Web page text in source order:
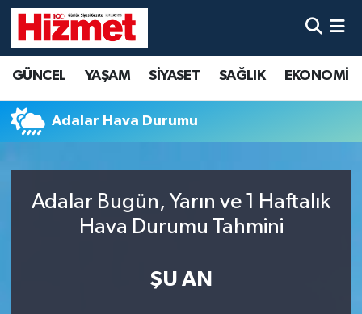
GÜNCEL YAŞAM SİYASET SAĞLIK EKONOMİ
Adalar Hava Durumu
Adalar Bugün, Yarın ve 1 Haftalık
Hava Durumu Tahmini
ŞU AN
YAŞAM
SİYASET
EKONOMİ
Denizli Hava Durumu
Denizli Trafik Yoğunluk Haritası
Tüm Manşetler